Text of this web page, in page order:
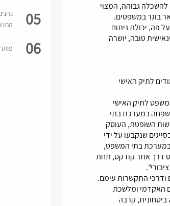
גבוהה, המצוי
בוגר במשפטים.
פה, יכולת ניתוח
טובה, יושרה
לתיק האישי
לתיק האישי
במערכת בתי
של הרשות השופטת, העוסק
שנקבעו על ידי
בתי המשפט,
דרך אתר קודקס, תחת
האקדמי ומלשכת
קרבה
05
06